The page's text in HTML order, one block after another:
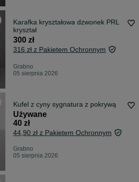
Karafka kryształowa dzwonek PRL
kryształ
300 zł
316 zł z Pakietem Ochronnym
Grabno
05 sierpnia 2026
Kufel z cyny sygnatura z pokrywą
Używane
40 zł
44,90 zł z Pakietem Ochronnym
Grabno
05 sierpnia 2026